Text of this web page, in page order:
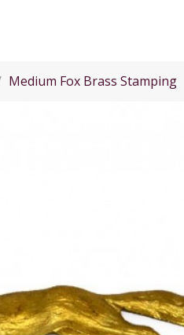
Medium Fox Brass Stamping